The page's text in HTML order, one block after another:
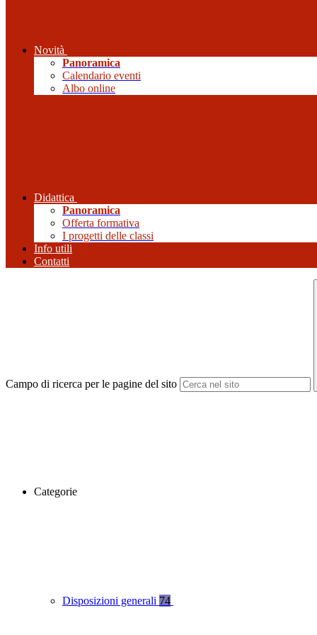
Novità
Panoramica
Calendario eventi
Albo online
Didattica
Panoramica
Offerta formativa
I progetti delle classi
Info utili
Contatti
Campo di ricerca per le pagine del sito
Categorie
Disposizioni generali 74